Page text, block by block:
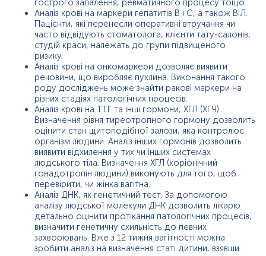
гострого запалення, ревматичного процесу тощо.
Аналіз крові на маркери гепатитів В і С, а також ВІЛ.
Пацієнти, які перенесли оперативні втручання чи
часто відвідують стоматолога, клієнти тату-салонів,
студій краси, належать до групи підвищеного
ризику.
Аналіз крові на онкомаркери дозволяє виявити
речовини, що виробляє пухлина. Виконання такого
роду досліджень може знайти ракові маркери на
різних стадіях патологічних процесів.
Аналіз крові на ТТГ та інші гормони, ХГЛ (ХГЧ).
Визначення рівня тиреотропного гормону дозволить
оцінити стан щитоподібної залози, яка контролює
організм людини. Аналіз інших гормонів дозволить
виявити відхилення у тих чи інших системах
людського тіла. Визначення ХГЛ (хоріонічний
гонадотропін людини) виконують для того, щоб
перевірити, чи жінка вагітна.
Аналіз ДНК, як генетичний тест. За допомогою
аналізу людської молекули ДНК дозволить лікарю
детально оцінити протікання патологічних процесів,
визначити генетичну схильність до певних
захворювань. Вже з 12 тижня вагітності можна
зробити аналіз на визначення статі дитини, взявши